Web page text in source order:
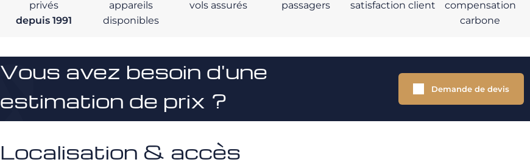
privés
depuis 1991
appareils
disponibles
vols assurés
passagers
satisfaction client
compensation
carbone
Vous avez besoin d'une
estimation de prix ?
Demande de devis
Localisation & accès